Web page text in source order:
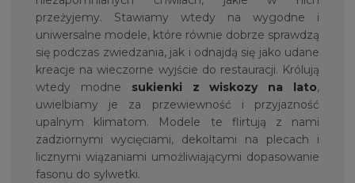
przeżyjemy. Stawiamy wtedy na wygodne i
uniwersalne modele, które równie dobrze sprawdzą
się podczas zwiedzania, jak i odnajdą się jako udane
kreacje na wieczorne wyjście do restauracji. Królują
wtedy modne sukienki z wiskozy na lato,
uwielbiamy je za przewiewność i przyjazność
upalnym klimatom. Modele te flirtują z nami
zadziornymi wycięciami, dekoltami na plecach i
licznymi wiązaniami umożliwiającymi dopasowanie
fasonu do sylwetki.